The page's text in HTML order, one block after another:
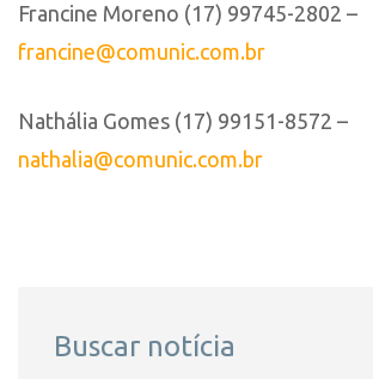
Francine Moreno (17) 99745-2802 –
francine@comunic.com.br
Nathália Gomes (17) 99151-8572 –
nathalia@comunic.com.br
Buscar notícia